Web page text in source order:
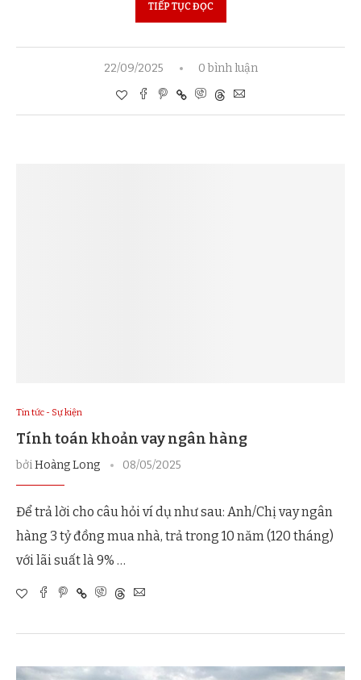
TIẾP TỤC ĐỌC
22/09/2025 0 bình luận
Tin tức - Sự kiện
Tính toán khoản vay ngân hàng
bởiHoàng Long 08/05/2025
Để trả lời cho câu hỏi ví dụ như sau: Anh/Chị vay ngân
hàng 3 tỷ đồng mua nhà, trả trong 10 năm (120 tháng)
với lãi suất là 9% …